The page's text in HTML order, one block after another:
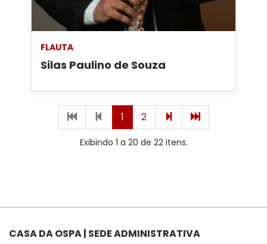
FLAUTA
Silas Paulino de Souza
Primeira
página
Página
anterior
1(página
atual)
2(página
atual)
Próxima
página
Última
página
Exibindo 1 a 20 de 22 itens.
CASA DA OSPA | SEDE ADMINISTRATIVA